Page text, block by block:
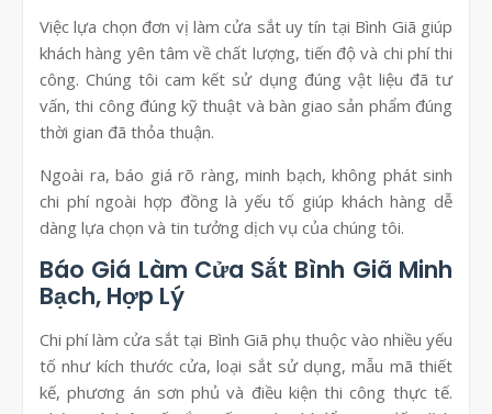
Việc lựa chọn đơn vị làm cửa sắt uy tín tại Bình Giã giúp
khách hàng yên tâm về chất lượng, tiến độ và chi phí thi
công. Chúng tôi cam kết sử dụng đúng vật liệu đã tư
vấn, thi công đúng kỹ thuật và bàn giao sản phẩm đúng
thời gian đã thỏa thuận.
Ngoài ra, báo giá rõ ràng, minh bạch, không phát sinh
chi phí ngoài hợp đồng là yếu tố giúp khách hàng dễ
dàng lựa chọn và tin tưởng dịch vụ của chúng tôi.
Báo Giá Làm Cửa Sắt Bình Giã Minh
Bạch, Hợp Lý
Chi phí làm cửa sắt tại Bình Giã phụ thuộc vào nhiều yếu
tố như kích thước cửa, loại sắt sử dụng, mẫu mã thiết
kế, phương án sơn phủ và điều kiện thi công thực tế.